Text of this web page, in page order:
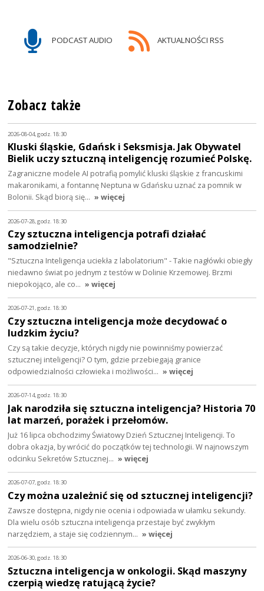
PODCAST AUDIO AKTUALNOŚCI RSS
Zobacz także
2026-08-04, godz. 18:30
Kluski śląskie, Gdańsk i Seksmisja. Jak Obywatel
Bielik uczy sztuczną inteligencję rozumieć Polskę.
Zagraniczne modele AI potrafią pomylić kluski śląskie z francuskimi
makaronikami, a fontannę Neptuna w Gdańsku uznać za pomnik w
Bolonii. Skąd biorą się… » więcej
2026-07-28, godz. 18:30
Czy sztuczna inteligencja potrafi działać
samodzielnie?
"Sztuczna Inteligencja uciekła z labolatorium" - Takie nagłówki obiegły
niedawno świat po jednym z testów w Dolinie Krzemowej. Brzmi
niepokojąco, ale co… » więcej
2026-07-21, godz. 18:30
Czy sztuczna inteligencja może decydować o
ludzkim życiu?
Czy są takie decyzje, których nigdy nie powinniśmy powierzać
sztucznej inteligencji? O tym, gdzie przebiegają granice
odpowiedzialności człowieka i możliwości… » więcej
2026-07-14, godz. 18:30
Jak narodziła się sztuczna inteligencja? Historia 70
lat marzeń, porażek i przełomów.
Już 16 lipca obchodzimy Światowy Dzień Sztucznej Inteligencji. To
dobra okazja, by wrócić do początków tej technologii. W najnowszym
odcinku Sekretów Sztucznej… » więcej
2026-07-07, godz. 18:30
Czy można uzależnić się od sztucznej inteligencji?
Zawsze dostępna, nigdy nie ocenia i odpowiada w ułamku sekundy.
Dla wielu osób sztuczna inteligencja przestaje być zwykłym
narzędziem, a staje się codziennym… » więcej
2026-06-30, godz. 18:30
Sztuczna inteligencja w onkologii. Skąd maszyny
czerpią wiedzę ratującą życie?